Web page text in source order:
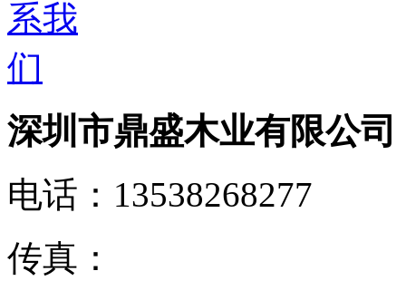
深圳市鼎盛木业有限公司
电话： 13538268277
传真：